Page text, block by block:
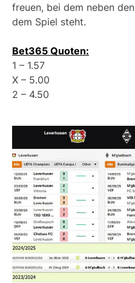
freuen, bei dem neben
dem Spiel steht.
Bet365 Quoten:
1 – 1.57
X – 5.00
2 – 4.50